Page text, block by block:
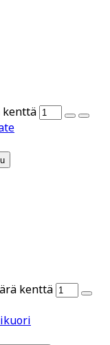
kenttä
kenttä